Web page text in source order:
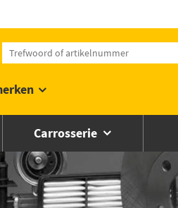
Carrosserie